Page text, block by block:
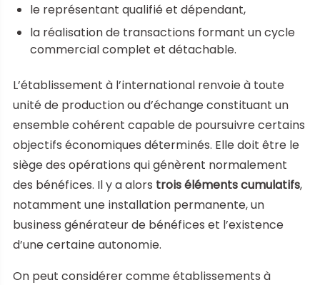
le représentant qualifié et dépendant,
la réalisation de transactions formant un cycle
commercial complet et détachable.
L’établissement à l’international renvoie à toute
unité de production ou d’échange constituant un
ensemble cohérent capable de poursuivre certains
objectifs économiques déterminés. Elle doit être le
siège des opérations qui génèrent normalement
des bénéfices. Il y a alors trois éléments cumulatifs,
notamment une installation permanente, un
business générateur de bénéfices et l’existence
d’une certaine autonomie.
On peut considérer comme établissements à